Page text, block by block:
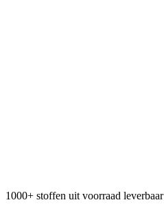
1000+ stoffen uit voorraad leverbaar